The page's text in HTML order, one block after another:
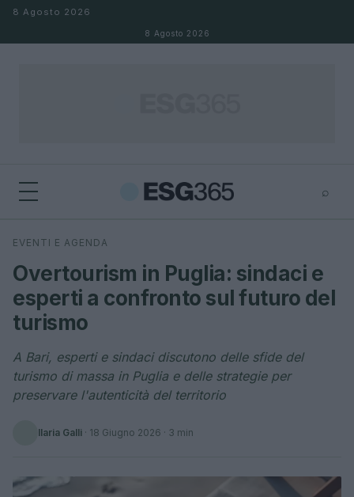
Salta al contenuto
8 Agosto 2026
8 Agosto 2026
⌕
Cerca
EVENTI E AGENDA
Overtourism in Puglia: sindaci e
esperti a confronto sul futuro del
turismo
A Bari, esperti e sindaci discutono delle sfide del
turismo di massa in Puglia e delle strategie per
preservare l'autenticità del territorio
Ilaria Galli · 18 Giugno 2026 · 3 min